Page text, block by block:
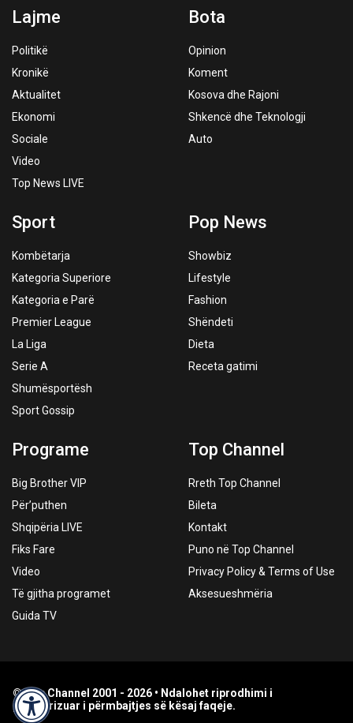
Lajme
Politikë
Kronikë
Aktualitet
Ekonomi
Sociale
Video
Top News LIVE
Bota
Opinion
Koment
Kosova dhe Rajoni
Shkencë dhe Teknologji
Auto
Sport
Kombëtarja
Kategoria Superiore
Kategoria e Parë
Premier League
La Liga
Serie A
Shumësportësh
Sport Gossip
Pop News
Showbiz
Lifestyle
Fashion
Shëndeti
Dieta
Receta gatimi
Programe
Big Brother VIP
Për’puthen
Shqipëria LIVE
Fiks Fare
Video
Të gjitha programet
Guida TV
Top Channel
Rreth Top Channel
Bileta
Kontakt
Puno në Top Channel
Privacy Policy & Terms of Use
Aksesueshmëria
© Top Channel 2001 - 2026 • Ndalohet riprodhimi i
paautorizuar i përmbajtjes së kësaj faqeje.